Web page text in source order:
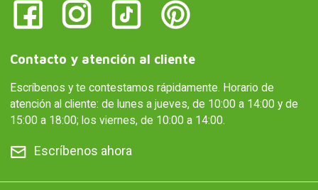
Contacto y atención al cliente
Escríbenos y te contestamos rápidamente. Horario de
atención al cliente: de lunes a jueves, de 10:00 a 14:00 y de
15:00 a 18:00; los viernes, de 10:00 a 14:00.
Escríbenos ahora